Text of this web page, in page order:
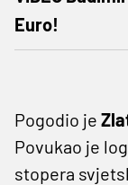
Euro!
Pogodio je
Povukao je
stopera